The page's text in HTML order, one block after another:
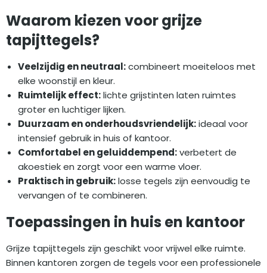
Waarom kiezen voor grijze
tapijttegels?
Veelzijdig en neutraal:combineert moeiteloos met
elke woonstijl en kleur.
Ruimtelijk effect:lichte grijstinten laten ruimtes
groter en luchtiger lijken.
Duurzaam en onderhoudsvriendelijk:ideaal voor
intensief gebruik in huis of kantoor.
Comfortabel en geluiddempend:verbetert de
akoestiek en zorgt voor een warme vloer.
Praktisch in gebruik:losse tegels zijn eenvoudig te
vervangen of te combineren.
Toepassingen in huis en kantoor
Grijze tapijttegels zijn geschikt voor vrijwel elke ruimte.
Binnen kantoren zorgen de tegels voor een professionele